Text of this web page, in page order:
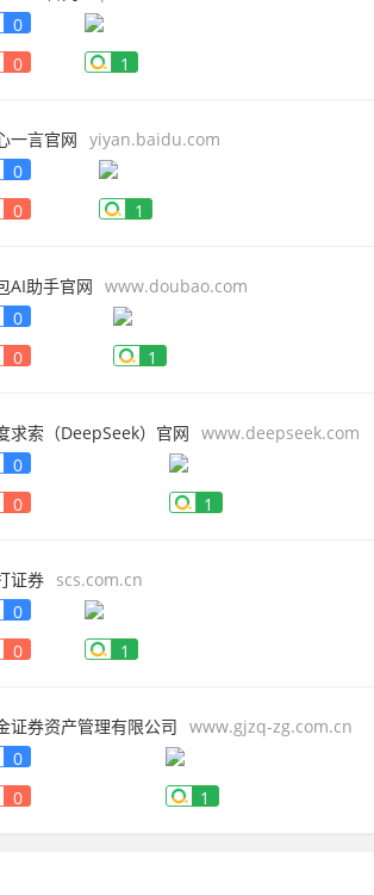
0
0
1
一言官网 yiyan.baidu.com
0
0
1
AI助手官网 www.doubao.com
0
0
1
求索（DeepSeek）官网 www.deepseek.com
0
0
1
证券 scs.com.cn
0
0
1
证券资产管理有限公司 www.gjzq-zg.com.cn
0
0
1